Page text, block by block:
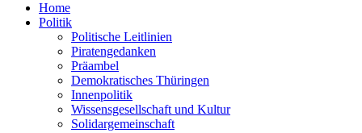
Home
Politik
Politische Leitlinien
Piratengedanken
Präambel
Demokratisches Thüringen
Innenpolitik
Wissensgesellschaft und Kultur
Solidargemeinschaft